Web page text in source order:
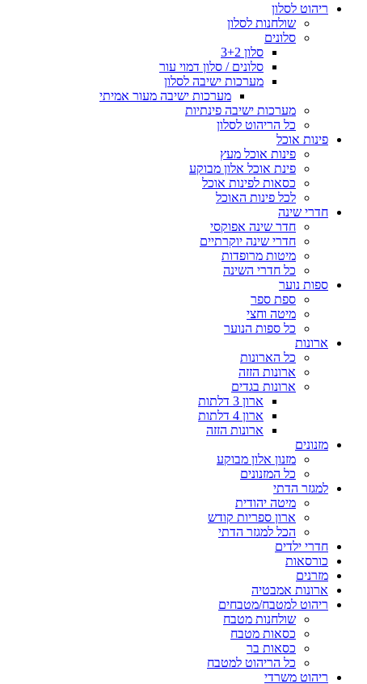
ריהוט לסלון
שולחנות לסלון
סלונים
סלון 3+2
סלונים / סלון דמוי עור
מערכות ישיבה לסלון
מערכות ישיבה מעור אמיתי
מערכות ישיבה פינתיות
כל הריהוט לסלון
פינות אוכל
פינות אוכל מעץ
פינת אוכל אלון מבוקע
כסאות לפינות אוכל
לכל פינות האוכל
חדרי שינה
חדר שינה אפוקסי
חדרי שינה יוקרתיים
מיטות מרופדות
כל חדרי השינה
ספות נוער
ספת ספר
מיטה וחצי
כל ספות הנוער
ארונות
כל הארונות
ארונות הזזה
ארונות בגדים
ארון 3 דלתות
ארון 4 דלתות
ארונות הזזה
מזנונים
מזנון אלון מבוקע
כל המזנונים
למגזר הדתי
מיטה יהודית
ארון ספריות קודש
הכל למגזר הדתי
חדרי ילדים
כורסאות
מזרנים
ארונות אמבטיה
ריהוט למטבח/מטבחים
שולחנות מטבח
כסאות מטבח
כסאות בר
כל הריהוט למטבח
ריהוט משרדי